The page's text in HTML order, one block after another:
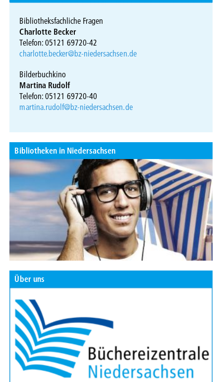
Bibliotheksfachliche Fragen
Charlotte Becker
Telefon: 05121 69720-42
charlotte.becker@bz-niedersachsen.de
Bilderbuchkino
Martina Rudolf
Telefon: 05121 69720-40
martina.rudolf@bz-niedersachsen.de
Bibliotheken in Niedersachsen
Über uns